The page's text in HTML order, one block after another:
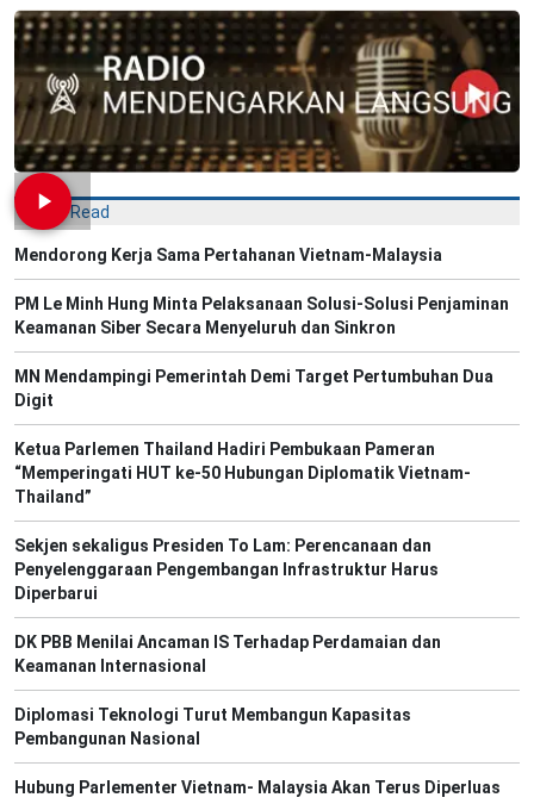
Most Read
Mendorong Kerja Sama Pertahanan Vietnam-Malaysia
PM Le Minh Hung Minta Pelaksanaan Solusi-Solusi Penjaminan
Keamanan Siber Secara Menyeluruh dan Sinkron
MN Mendampingi Pemerintah Demi Target Pertumbuhan Dua
Digit
Ketua Parlemen Thailand Hadiri Pembukaan Pameran
“Memperingati HUT ke-50 Hubungan Diplomatik Vietnam-
Thailand”
Sekjen sekaligus Presiden To Lam: Perencanaan dan
Penyelenggaraan Pengembangan Infrastruktur Harus
Diperbarui
DK PBB Menilai Ancaman IS Terhadap Perdamaian dan
Keamanan Internasional
Diplomasi Teknologi Turut Membangun Kapasitas
Pembangunan Nasional
Hubung Parlementer Vietnam- Malaysia Akan Terus Diperluas